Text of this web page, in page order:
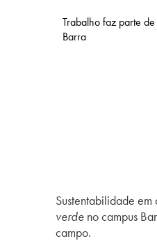
Trabalho faz parte
Barra
Sustentabilidade
verde no campus
campo.